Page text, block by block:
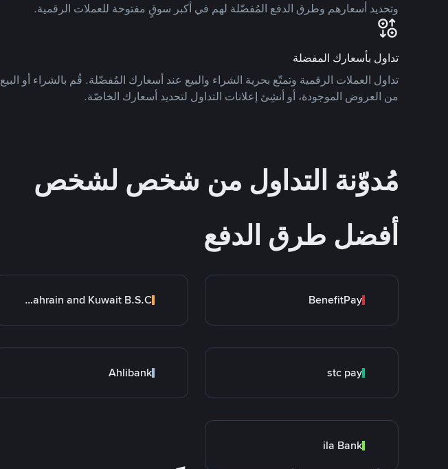
وتحديد أسعارهم وطرق الدفع المُفضّلة لهم في أكبر سوقٍ مفتوحة للعملات الرقمية.
تداول بأسعارك المفضلة
تداول العملات الرقمية وتمتّع بحرية الشراء والبيع عند أسعارك المُفضّلة. قُم بالشراء أو البيع
من العروض الموجودة، أو أنشِئ إعلانات التداول لتحديد أسعارك الخاصّة.
مُدوّنة التداول من شخص لشخص
أفضل طرق الدفع
BenefitPay
Bank of Bahrain and Kuwait B.S.C.
stc pay
Ahlibank
ila Bank